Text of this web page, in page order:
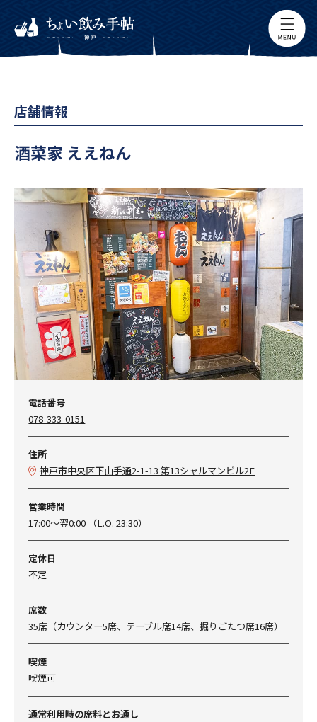
店舗情報
酒菜家 ええねん
電話番号
078-333-0151
住所
神戸市中央区下山手通2-1-13 第13シャルマンビル2F
営業時間
17:00～翌0:00 （L.O. 23:30）
定休日
不定
席数
35席（カウンター5席、テーブル席14席、掘りごたつ席16席）
喫煙
喫煙可
通常利用時の席料とお通し